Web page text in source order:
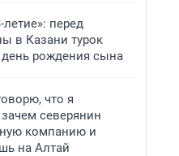
летие»: перед
в Казани турок
день рождения сына
что я
северянин
компанию и
на Алтай